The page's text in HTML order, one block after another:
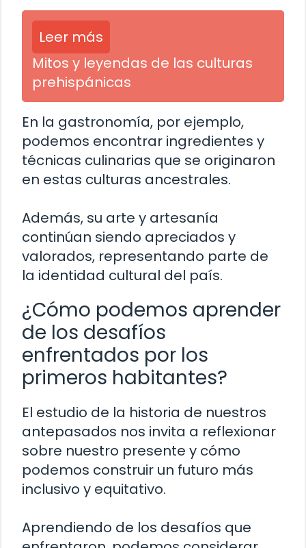
Leer más
Mitos y leyendas de las culturas
prehispánicas
En la gastronomía, por ejemplo,
podemos encontrar ingredientes y
técnicas culinarias que se originaron
en estas culturas ancestrales.
Además, su arte y artesanía
continúan siendo apreciados y
valorados, representando parte de
la identidad cultural del país.
¿Cómo podemos aprender
de los desafíos
enfrentados por los
primeros habitantes?
El estudio de la historia de nuestros
antepasados nos invita a reflexionar
sobre nuestro presente y cómo
podemos construir un futuro más
inclusivo y equitativo.
Aprendiendo de los desafíos que